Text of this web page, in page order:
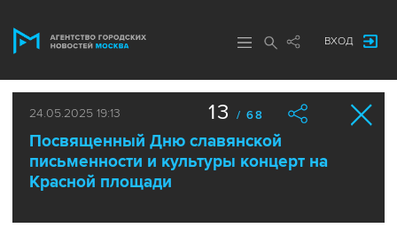
ВХОД
24.05.2025 19:13
Посвященный Дню славянской
письменности и культуры концерт на
Красной площади
13 / 68